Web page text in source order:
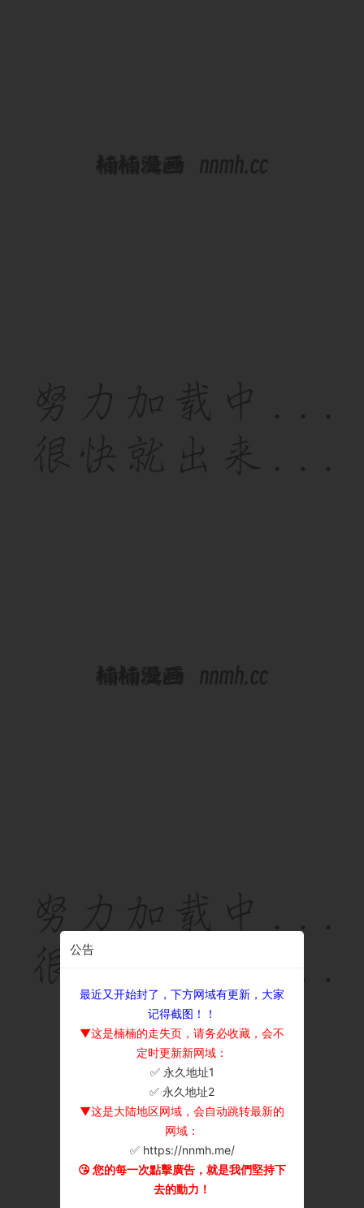
公告
最近又开始封了，下方网域有更新，大家
记得截图！！
▼这是楠楠的走失页，请务必收藏，会不
定时更新新网域：
✅ 永久地址1
✅ 永久地址2
▼这是大陆地区网域，会自动跳转最新的
网域：
✅ https://nnmh.me/
😘 您的每一次點擊廣告，就是我們堅持下
去的動力！